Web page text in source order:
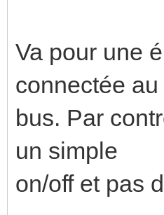
Va pour une
connectée au
bus. Par
un simple
on/off et pas